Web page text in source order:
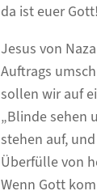
da ist euer
Jesus von
Auftrags
sollen wir auf
„Blinde sehen
stehen auf,
Überfülle von
Wenn Gott